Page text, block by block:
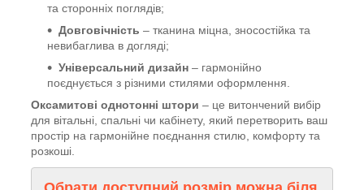
та сторонніх поглядів;
Довговічність – тканина міцна, зносостійка та
невибаглива в догляді;
Універсальний дизайн – гармонійно
поєднується з різними стилями оформлення.
Оксамитові однотонні штори – це витончений вибір
для вітальні, спальні чи кабінету, який перетворить ваш
простір на гармонійне поєднання стилю, комфорту та
розкоші.